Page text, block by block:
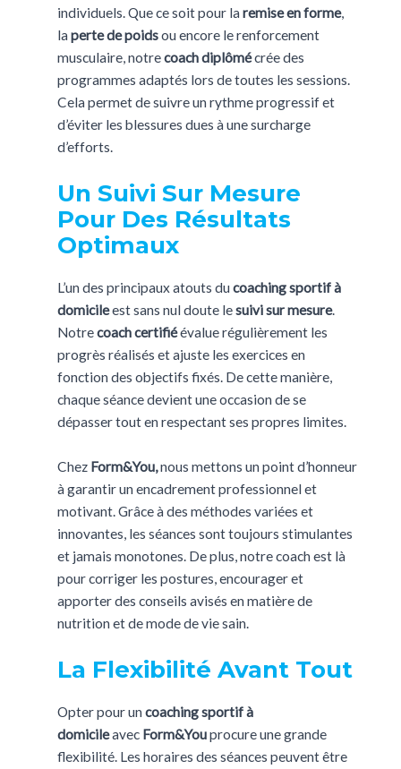
individuels. Que ce soit pour la remise en forme,
la perte de poidsou encore le renforcement
musculaire, notrecoach diplômécrée des
programmes adaptés lors de toutes les sessions.
Cela permet de suivre un rythme progressif et
d’éviter les blessures dues à une surcharge
d’efforts.
Un Suivi Sur Mesure
Pour Des Résultats
Optimaux
L’un des principaux atouts du coaching sportif à
domicileest sans nul doute lesuivi sur mesure.
Notrecoach certifiéévalue régulièrement les
progrès réalisés et ajuste les exercices en
fonction des objectifs fixés. De cette manière,
chaque séance devient une occasion de se
dépasser tout en respectant ses propres limites.
Chez Form&You,nous mettons un point d’honneur
à garantir un encadrement professionnel et
motivant. Grâce à des méthodes variées et
innovantes, les séances sont toujours stimulantes
et jamais monotones. De plus, notre coach est là
pour corriger les postures, encourager et
apporter des conseils avisés en matière de
nutrition et de mode de vie sain.
La Flexibilité Avant Tout
Opter pour un coaching sportif à
domicileavec Form&Youprocure une grande
flexibilité. Les horaires des séances peuvent être